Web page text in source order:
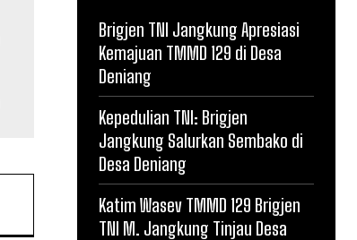
Brigjen TNI Jangkung Apresiasi
Kemajuan TMMD 129 di Desa
Deniang
Kepedulian TNI: Brigjen
Jangkung Salurkan Sembako di
Desa Deniang
Katim Wasev TMMD 129 Brigjen
TNI M. Jangkung Tinjau Desa